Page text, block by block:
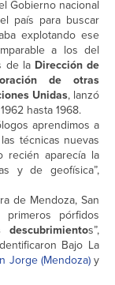
Gobierno nacional
país para buscar
explotando ese
a los del
de la Dirección de
de otras
Unidas, lanzó
hasta 1968.
aprendimos a
técnicas nuevas
recién aparecía la
y de geofísica”,
de Mendoza, San
pórfidos
s”,
Bajo La
Jorge (Mendoza)y